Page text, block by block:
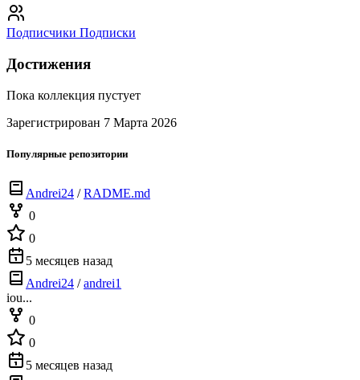
Подписчики Подписки
Достижения
Пока коллекция пустует
Зарегистрирован 7 Марта 2026
Популярные репозитории
Andrei24 /RADME.md
0
0
5 месяцев назад
Andrei24 /andrei1
iou...
0
0
5 месяцев назад